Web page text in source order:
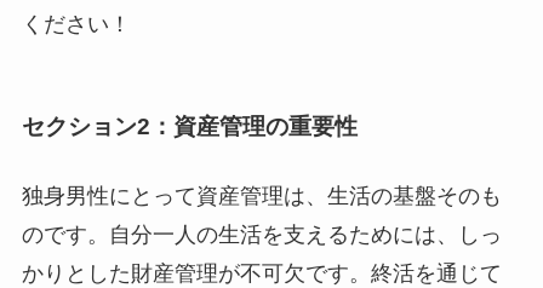
ください！
セクション2：資産管理の重要性
独身男性にとって資産管理は、生活の基盤そのも
のです。自分一人の生活を支えるためには、しっ
かりとした財産管理が不可欠です。終活を通じて